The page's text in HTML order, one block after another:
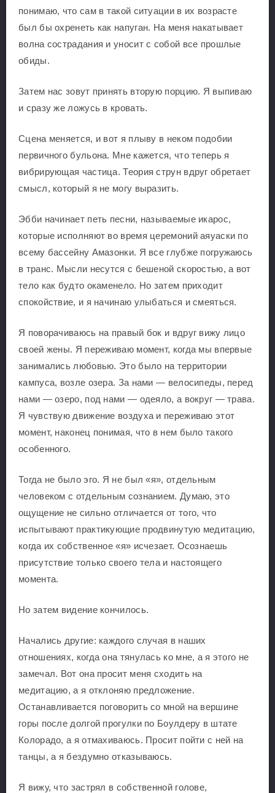
понимаю, что сам в такой ситуации в их возрасте
был бы охренеть как напуган. На меня накатывает
волна сострадания и уносит с собой все прошлые
обиды.
Затем нас зовут принять вторую порцию. Я выпиваю
и сразу же ложусь в кровать.
Сцена меняется, и вот я плыву в неком подобии
первичного бульона. Мне кажется, что теперь я
вибрирующая частица. Теория струн вдруг обретает
смысл, который я не могу выразить.
Эбби начинает петь песни, называемые икарос,
которые исполняют во время церемоний аяуаски по
всему бассейну Амазонки. Я все глубже погружаюсь
в транс. Мысли несутся с бешеной скоростью, а вот
тело как будто окаменело. Но затем приходит
спокойствие, и я начинаю улыбаться и смеяться.
Я поворачиваюсь на правый бок и вдруг вижу лицо
своей жены. Я переживаю момент, когда мы впервые
занимались любовью. Это было на территории
кампуса, возле озера. За нами — велосипеды, перед
нами — озеро, под нами — одеяло, а вокруг — трава.
Я чувствую движение воздуха и переживаю этот
момент, наконец понимая, что в нем было такого
особенного.
Тогда не было эго. Я не был «я», отдельным
человеком с отдельным сознанием. Думаю, это
ощущение не сильно отличается от того, что
испытывают практикующие продвинутую медитацию,
когда их собственное «я» исчезает. Осознаешь
присутствие только своего тела и настоящего
момента.
Но затем видение кончилось.
Начались другие: каждого случая в наших
отношениях, когда она тянулась ко мне, а я этого не
замечал. Вот она просит меня сходить на
медитацию, а я отклоняю предложение.
Останавливается поговорить со мной на вершине
горы после долгой прогулки по Боулдеру в штате
Колорадо, а я отмахиваюсь. Просит пойти с ней на
танцы, а я бездумно отказываюсь.
Я вижу, что застрял в собственной голове,